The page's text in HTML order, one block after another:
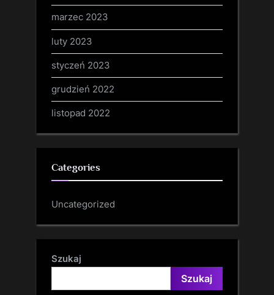
marzec 2023
luty 2023
styczeń 2023
grudzień 2022
listopad 2022
Categories
Uncategorized
Szukaj
Szukaj